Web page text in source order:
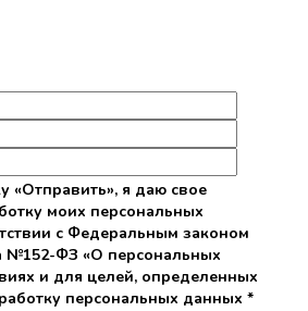
«Отправить», я даю свое
моих персональных
с Федеральным законом
№152-ФЗ «О персональных
и для целей, определенных
персональных данных *